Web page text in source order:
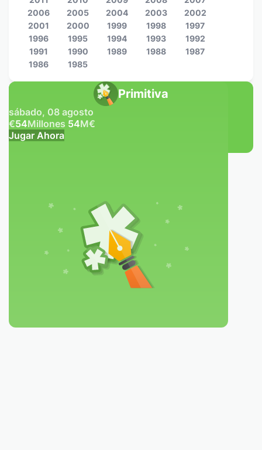
Primitiva
sábado, 08 agosto
€54Millones 54M€
Jugar Ahora
2006
2005 2004 2003
2002
2001
2000 1999 1998
1997
1996
1995 1994 1993
1992
1991
1990 1989 1988
1987
1986
1985